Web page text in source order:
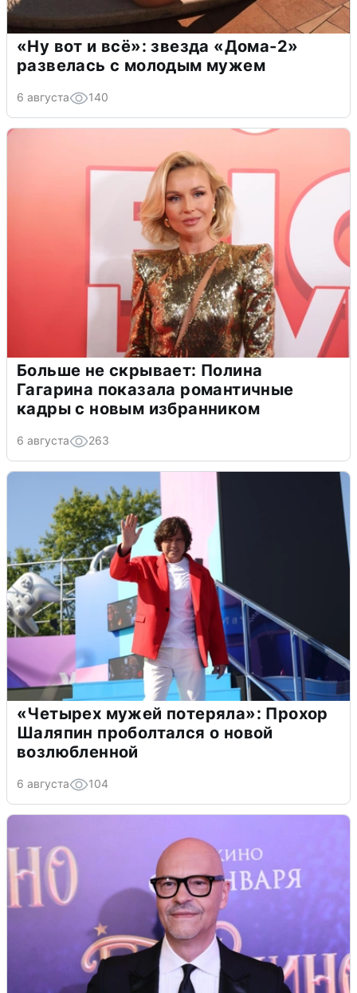
«Ну вот и всё»: звезда «Дома-2»
развелась с молодым мужем
6 августа 140
Больше не скрывает: Полина
Гагарина показала романтичные
кадры с новым избранником
6 августа 263
«Четырех мужей потеряла»: Прохор
Шаляпин проболтался о новой
возлюбленной
6 августа 104